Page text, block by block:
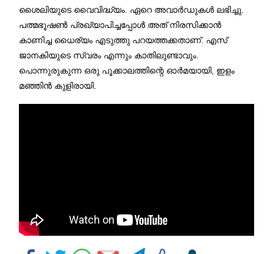
ശൈലിയുടെ വൈവിദ്ധ്യം. ഏറെ അവാർഡുകൾ ലഭിച്ചു.
പത്മഭൂഷൺ പ്രഖ്യാപിച്ചപ്പോൾ അത് നിരസിക്കാൻ
കാണിച്ച ധൈര്യം എടുത്തു പറയത്തക്കതാണ്. എസ്
ജാനകിയുടെ സ്വരം എന്നും കാതിലുണ്ടാവും.
പൊന്നുരുകുന്ന ഒരു പൂക്കാലത്തിന്റെ ഓർമയായി, ഇളം
മഞ്ഞിൻ കുളിരായി.